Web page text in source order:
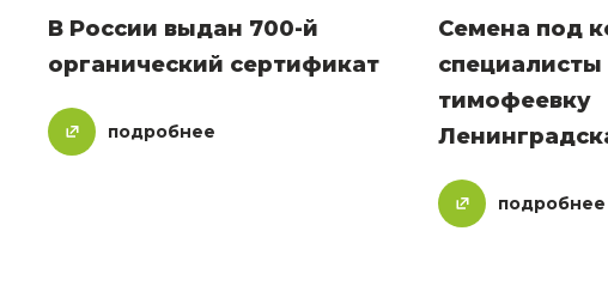
В России выдан 700-й
органический сертификат
подробнее
Семена под
тимофеевку
подробнее